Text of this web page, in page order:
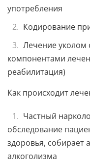
употребления
Кодирование
Лечение уколом
компонентами
реабилитация)
Как происходит
Частный
обследование
здоровья, собирает
алкоголизма